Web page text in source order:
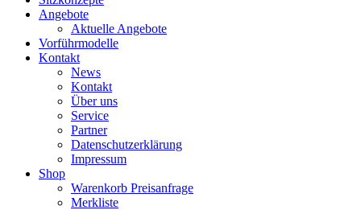
Angebote
Aktuelle Angebote
Vorführmodelle
Kontakt
News
Kontakt
Über uns
Service
Partner
Datenschutzerklärung
Impressum
Shop
Warenkorb Preisanfrage
Merkliste